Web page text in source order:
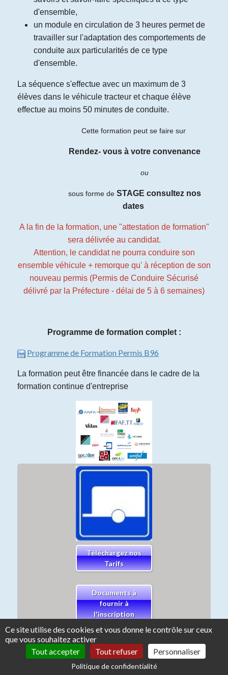
Ce site utilise des cookies et vous donne le contrôle sur ceux
que vous souhaitez activer
Tout accepter
Tout refuser Personnaliser
Politique de confidentialité
d'ensemble,
un module en circulation de 3 heures permet de
travailler sur l'adaptation des comportements de
conduite aux particularités de ce type
d'ensemble.
La séquence s'effectue avec un maximum de 3
élèves dans le véhicule tracteur et chaque élève
effectue au moins 50 minutes de conduite.
Cette formation peut se faire sur
Rendez- vous à votre convenance
ou
sous forme de STAGE consultez nos
dates
A la fin de la formation, une "attestation de formation"
sera délivrée au candidat.
Attention, le candidat ne pourra conduire son
ensemble véhicule + remorque qu' à réception de son
nouveau permis (Permis de Conduire Sécurisé
délivré par la Préfecture - délai de 5 à 6 semaines)
Programme de formation complet :
Programme de Formation Permis B96
La formation peut être financée dans le cadre de la
formation continue d'entreprise
Téléchargez nos
Tarifs
Documents à
fournir à
l'inscription
©Copyright 2026 par Auto Ecole CHABRAN & TIRAGALLO
Mentions légales
Création :Auto Ecoleinfo &Orata